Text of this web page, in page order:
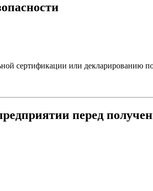
сертификации или декларированию
перед